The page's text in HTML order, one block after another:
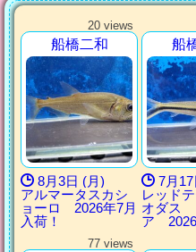
20 views
船橋二和
8月3日 (月)
アルマータスカシ
ョーロ 2026年7月
入荷！
船
7月
レッド
オダス
ア
77 views